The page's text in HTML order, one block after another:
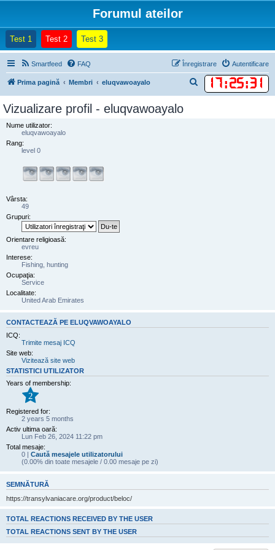
Forumul ateilor
Test 1 (Opens a new tab)
Test 2(Opens a new tab)
Test 3(Opens a new tab)
Smartfeed FAQ Autentificare
Înregistrare
Prima pagină Membri eluqvawoayalo 17:25:31
ă
Vizualizare profil - eluqvawoayalo
Nume utilizator:
eluqvawoayalo
Rang:
level 0
Vârsta:
49
Grupuri:
Orientare religioasă:
evreu
Interese:
Fishing, hunting
Ocupaţia:
Service
Localitate:
United Arab Emirates
CONTACTEAZĂ PE ELUQVAWOAYALO
ICQ:
Trimite mesaj ICQ
Site web:
Vizitează site web
STATISTICI UTILIZATOR
Years of membership:
2
Registered for:
2 years 5 months
Activ ultima oară:
Lun Feb 26, 2024 11:22 pm
Total mesaje:
0 | Caută mesajele utilizatorului
(0.00% din toate mesajele / 0.00 mesaje pe zi)
SEMNĂTURĂ
https://transylvaniacare.org/product/beloc/
TOTAL REACTIONS RECEIVED BY THE USER
TOTAL REACTIONS SENT BY THE USER